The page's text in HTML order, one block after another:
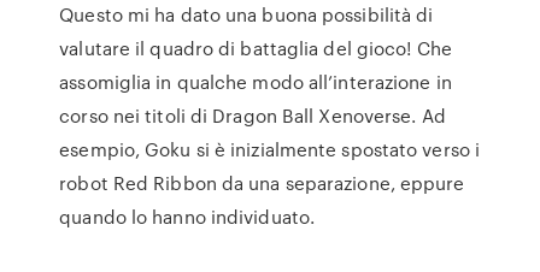
Questo mi ha dato una buona possibilità di
valutare il quadro di battaglia del gioco! Che
assomiglia in qualche modo all’interazione in
corso nei titoli di Dragon Ball Xenoverse. Ad
esempio, Goku si è inizialmente spostato verso i
robot Red Ribbon da una separazione, eppure
quando lo hanno individuato.